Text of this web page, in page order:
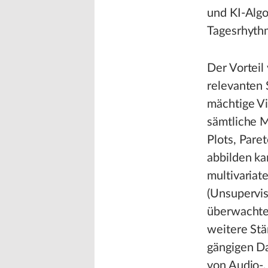
und KI-
Der Vorteil
relevanten
mächtige
sämtliche
Plots,
abbilden
weitere
gängigen
von Audio-